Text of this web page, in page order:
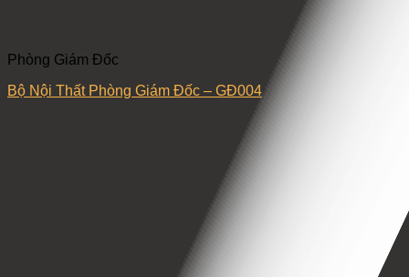
Phòng Giám Đốc
Bộ Nội Thất Phòng Giám Đốc – GĐ004